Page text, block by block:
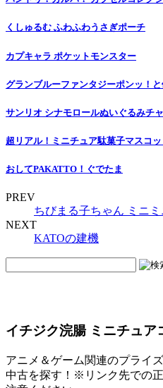
くしゅるむ ふわふわうさぎポーチ
カプキャラ ポケットモンスター
グランブルーファンタジーポンッ！
サンリオ シナモロールぬいぐるみチ
超リアル！ミニチュア駄菓子マスコ
おしてPAKATTO！ぐでたま
PREV
ちびまる子ちゃん ミニ
NEXT
KATOの建機
イチジク浣腸 ミニチュア
アニメ＆ゲーム関連のプライ
中古を探す！※リンク先での